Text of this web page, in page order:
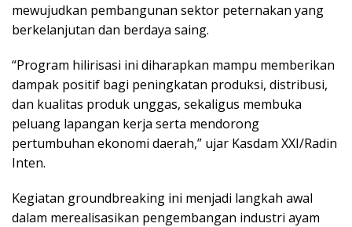
mewujudkan pembangunan sektor peternakan yang
berkelanjutan dan berdaya saing.
“Program hilirisasi ini diharapkan mampu memberikan
dampak positif bagi peningkatan produksi, distribusi,
dan kualitas produk unggas, sekaligus membuka
peluang lapangan kerja serta mendorong
pertumbuhan ekonomi daerah,” ujar Kasdam XXI/Radin
Inten.
Kegiatan groundbreaking ini menjadi langkah awal
dalam merealisasikan pengembangan industri ayam